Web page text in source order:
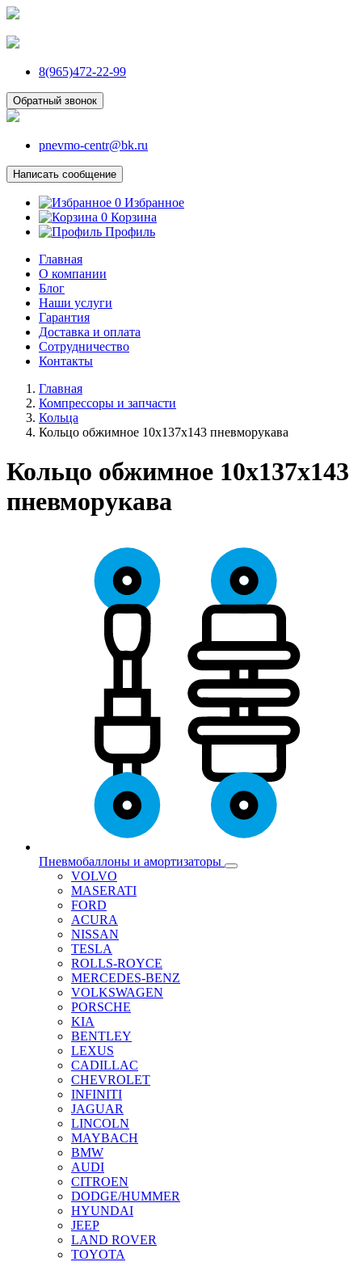
8(965)472-22-99
Обратный звонок
pnevmo-centr@bk.ru
Написать сообщение
0 Избранное
0 Корзина
Профиль
Главная
О компании
Блог
Наши услуги
Гарантия
Доставка и оплата
Сотрудничество
Контакты
Главная
Компрессоры и запчасти
Кольца
Кольцо обжимное 10х137х143 пневморукава
Кольцо обжимное 10х137х143
пневморукава
Пневмобаллоны и амортизаторы
VOLVO
MASERATI
FORD
ACURA
NISSAN
TESLA
ROLLS-ROYCE
MERCEDES-BENZ
VOLKSWAGEN
PORSCHE
KIA
BENTLEY
LEXUS
CADILLAC
CHEVROLET
INFINITI
JAGUAR
LINCOLN
MAYBACH
BMW
AUDI
CITROEN
DODGE/HUMMER
HYUNDAI
JEEP
LAND ROVER
TOYOTA